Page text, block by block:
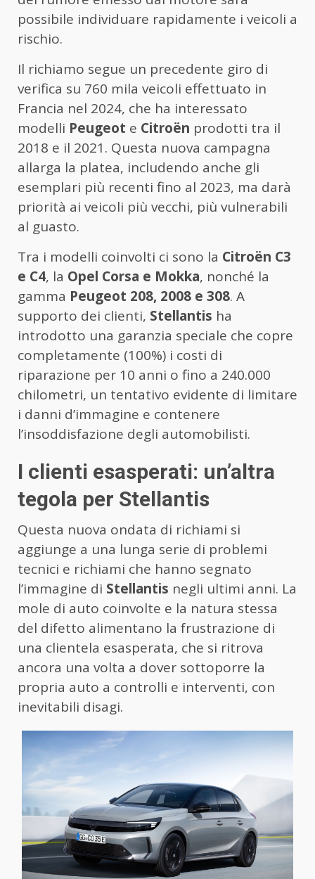
possibile individuare rapidamente i veicoli a
rischio.
Il richiamo segue un precedente giro di
verifica su 760 mila veicoli effettuato in
Francia nel 2024, che ha interessato
modelli Peugeot e Citroën prodotti tra il
2018 e il 2021. Questa nuova campagna
allarga la platea, includendo anche gli
esemplari più recenti fino al 2023, ma darà
priorità ai veicoli più vecchi, più vulnerabili
al guasto.
Tra i modelli coinvolti ci sono la Citroën C3
e C4, la Opel Corsa e Mokka, nonché la
gamma Peugeot 208, 2008 e 308. A
supporto dei clienti, Stellantis ha
introdotto una garanzia speciale che copre
completamente (100%) i costi di
riparazione per 10 anni o fino a 240.000
chilometri, un tentativo evidente di limitare
i danni d’immagine e contenere
l’insoddisfazione degli automobilisti.
I clienti esasperati: un’altra
tegola per Stellantis
Questa nuova ondata di richiami si
aggiunge a una lunga serie di problemi
tecnici e richiami che hanno segnato
l’immagine di Stellantis negli ultimi anni. La
mole di auto coinvolte e la natura stessa
del difetto alimentano la frustrazione di
una clientela esasperata, che si ritrova
ancora una volta a dover sottoporre la
propria auto a controlli e interventi, con
inevitabili disagi.